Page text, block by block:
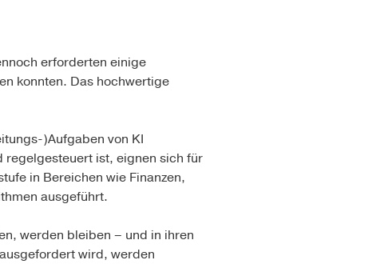
erforderten einige
konnten. Das hochwertige
)Aufgaben von KI
ist, eignen sich für
in Bereichen wie Finanzen,
ausgeführt.
werden bleiben – und in ihren
wird, werden